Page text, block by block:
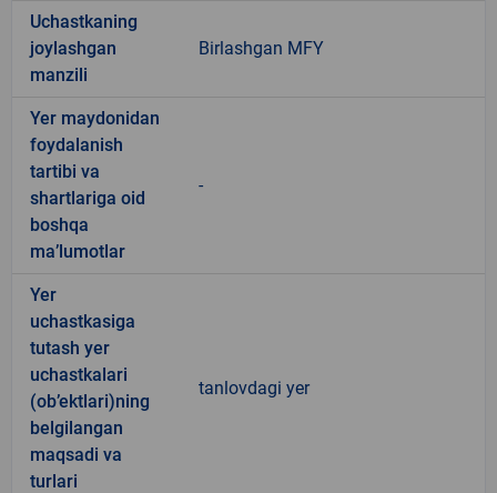
Uchastkaning
joylashgan
manzili
Birlashgan MFY
Yer maydonidan
foydalanish
tartibi va
shartlariga oid
boshqa
ma’lumotlar
-
Yer
uchastkasiga
tutash yer
uchastkalari
(ob’ektlari)ning
belgilangan
maqsadi va
turlari
tanlovdagi yer